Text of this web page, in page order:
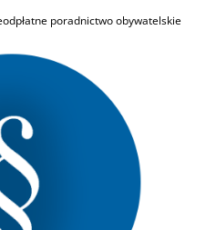
poradnictwo obywatelskie